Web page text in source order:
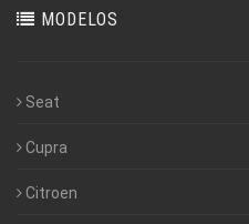
MODELOS
Seat
Cupra
Citroen